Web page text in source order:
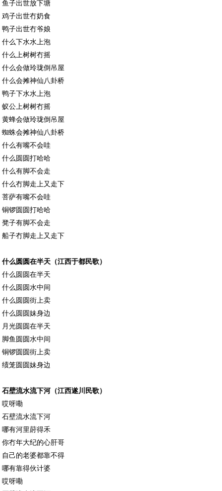
鱼子出世放下塘
鸡子出世冇奶食
鸭子出世冇爷娘
什么下水水上泡
什么上树树冇摇
什么会做玲珑倒吊屋
什么会摊神仙八卦桥
鸭子下水水上泡
蚁公上树树冇摇
黄蜂会做玲珑倒吊屋
蜘蛛会摊神仙八卦桥
什么有嘴不会哇
什么圆圆打哈哈
什么有脚不会走
什么冇脚走上又走下
菩萨有嘴不会哇
铜锣圆圆打哈哈
凳子有脚不会走
船子冇脚走上又走下
什么圆圆在半天（江西于都民歌）
什么圆圆在半天
什么圆圆水中间
什么圆圆街上卖
什么圆圆妹身边
月光圆圆在半天
脚鱼圆圆水中间
铜锣圆圆街上卖
绩笼圆圆妹身边
石壁流水流下河（江西遂川民歌）
哎呀嘞
石壁流水流下河
哪有河里莳得禾
你冇年大纪的心肝哥
自己的老婆都靠不得
哪有靠得伙计婆
哎呀嘞